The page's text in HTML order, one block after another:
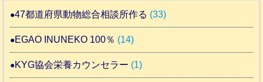
47都道府県動物総合相談所作る (33)
EGAO INUNEKO 100％ (14)
KYG協会栄養カウンセラー (1)